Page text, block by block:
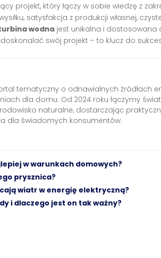
projekt, który łączy w sobie wiedzę z
satysfakcja z produkcji własnej,
wodna jest unikalna i dostosowana
swój projekt – to klucz do
tematyczny o odnawialnych źródłach
dla domu. Od 2024 roku łączymy
naturalne, dostarczając
dla świadomych konsumentów.
w warunkach domowych?
prysznica?
wiatr w energię elektryczną?
i dlaczego jest on tak ważny?